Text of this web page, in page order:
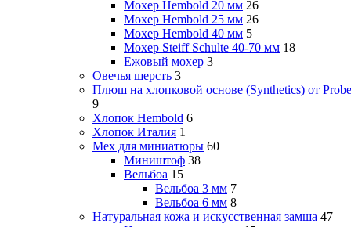
Мохер Hembold 20 мм 26
Мохер Hembold 25 мм 26
Мохер Hembold 40 мм 5
Мохер Steiff Schulte 40-70 мм 18
Ежовый мохер 3
Овечья шерсть 3
Плюш на хлопковой основе (Synthetics) от
9
Хлопок Hembold 6
Хлопок Италия 1
Мех для миниатюры 60
Миништоф 38
Вельбоа 15
Вельбоа 3 мм 7
Вельбоа 6 мм 8
Натуральная кожа и искусственная замша 47